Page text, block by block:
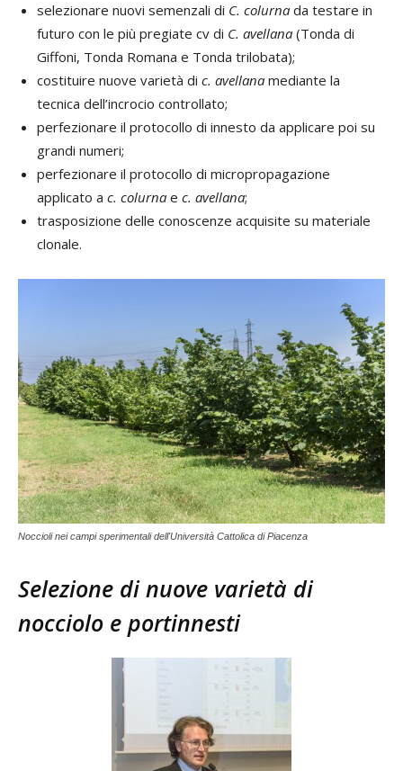
selezionare nuovi semenzali di C. colurna da testare in
futuro con le più pregiate cv di C. avellana (Tonda di
Giffoni, Tonda Romana e Tonda trilobata);
costituire nuove varietà di c. avellana mediante la
tecnica dell’incrocio controllato;
perfezionare il protocollo di innesto da applicare poi su
grandi numeri;
perfezionare il protocollo di micropropagazione
applicato a c. colurna e c. avellana;
trasposizione delle conoscenze acquisite su materiale
clonale.
Noccioli nei campi sperimentali dell'Università Cattolica di Piacenza
Selezione di nuove varietà di
nocciolo e portinnesti